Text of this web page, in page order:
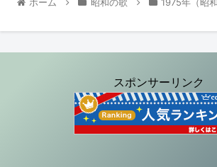
スポンサーリンク